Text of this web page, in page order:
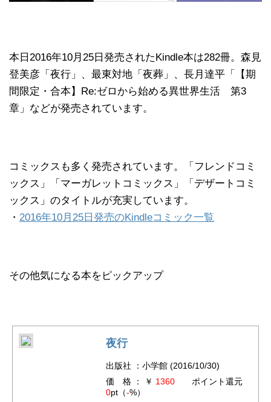
本日2016年10月25日発売されたKindle本は282冊。森見
登美彦「夜行」、最東対地「夜葬」、長月達平「【期
間限定・合本】Re:ゼロから始める異世界生活 第3
章」などが発売されています。
コミックスも多く発売されています。「フレンドコミ
ックス」「マーガレットコミックス」「デザートコミ
ックス」のタイトルが充実しています。
・ 2016年10月25日発売のKindleコミック一覧
その他気になる本をピックアップ
夜行
出版社 ：小学館 (2016/10/30)
価 格 ： ￥ 1360ポイント還元
0pt（-%）